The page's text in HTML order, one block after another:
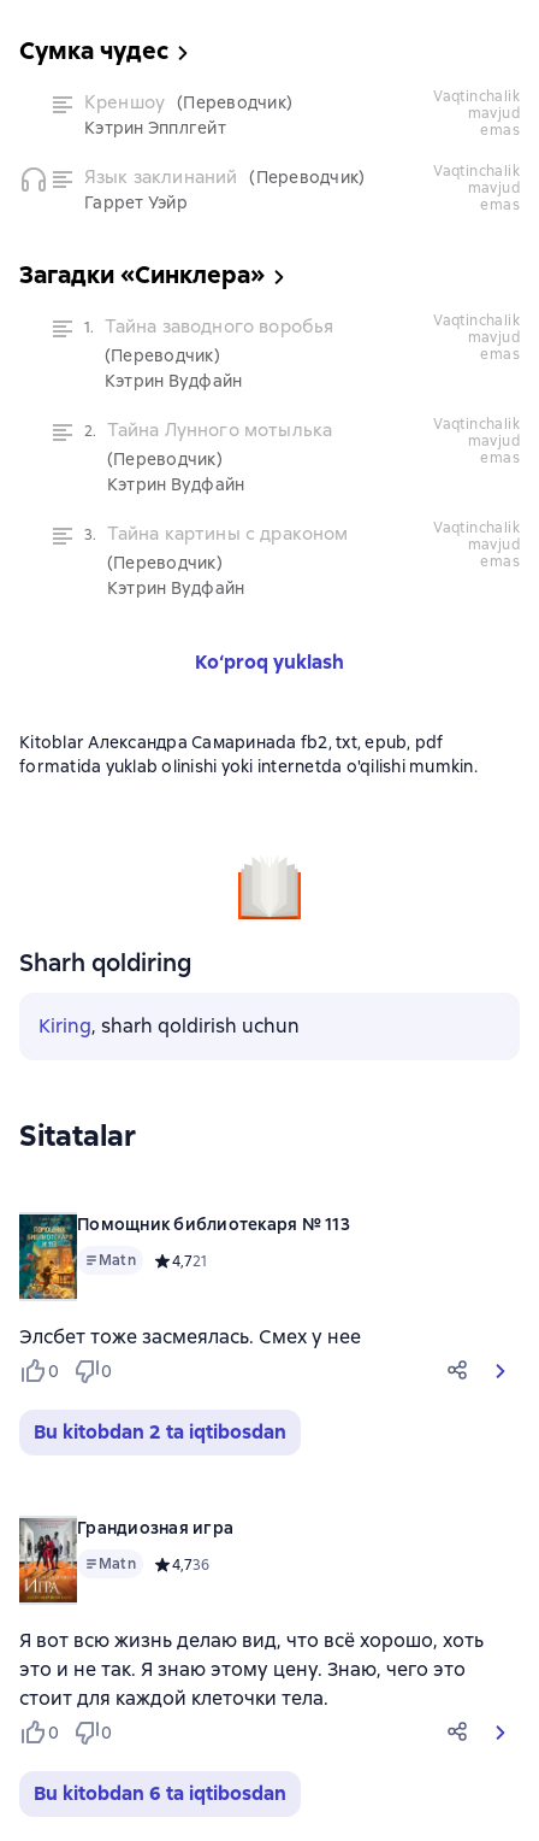
Сумка чудес
Креншоу (Переводчик)
Кэтрин Эпплгейт
vaqtinchalik
mavjud
emas
Язык заклинаний
(Переводчик)
Гаррет Уэйр
vaqtinchalik
mavjud
emas
Загадки «Синклера»
1. Тайна заводного воробья
(Переводчик)
Кэтрин Вудфайн
vaqtinchalik
mavjud
emas
2. Тайна Лунного мотылька
(Переводчик)
Кэтрин Вудфайн
vaqtinchalik
mavjud
emas
3. Тайна картины с драконом
(Переводчик)
Кэтрин Вудфайн
vaqtinchalik
mavjud
emas
Ko‘proq yuklash
Kitoblar Александра Самаринаda fb2, txt, epub, pdf
formatida yuklab olinishi yoki internetda o'qilishi mumkin.
Sharh qoldiring
Kiring, sharh qoldirish uchun
Sitatalar
Помощник библиотекаря № 113
Matn Средний рейтинг 4,7 на основе 21 оценок
4,721
Элсбет тоже засмеялась. Смех у нее
0 0
Bu kitobdan 2 ta iqtibosdan
Грандиозная игра
Matn Средний рейтинг 4,7 на основе 36 оценок
4,736
Я вот всю жизнь делаю вид, что всё хорошо, хоть
это и не так. Я знаю этому цену. Знаю, чего это
стоит для каждой клеточки тела.
0 0
Bu kitobdan 6 ta iqtibosdan